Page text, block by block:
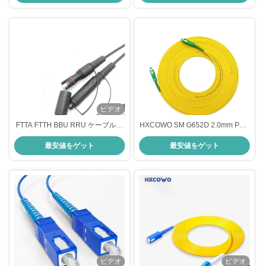
ーブル
1m/2m/3m/100m
ビデオ
FTTA FTTH BBU RRU ケーブルの
ための装甲管 IP67 SC APC SM 繊
維パッチ コード
最安値をゲット
HXCOWO SM G652D 2.0mm PVC
シンプレックス ファイバー パッチ
コード、カスタム長、SC/APC コ
ネクタ付き
最安値をゲット
ビデオ
ビデオ